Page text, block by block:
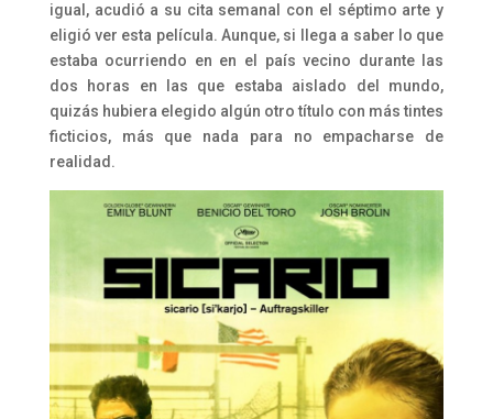
igual, acudió a su cita semanal con el séptimo arte y
eligió ver esta película. Aunque, si llega a saber lo que
estaba ocurriendo en en el país vecino durante las
dos horas en las que estaba aislado del mundo,
quizás hubiera elegido algún otro título con más tintes
ficticios, más que nada para no empacharse de
realidad.